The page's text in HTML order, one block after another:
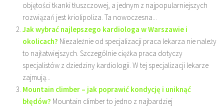
objętości tkanki tłuszczowej, a jednym z najpopularniejszych
rozwiązań jest kriolipoliza. Ta nowoczesna...
Jak wybrać najlepszego kardiologa w Warszawie i
okolicach? Niezależnie od specjalizacji praca lekarza nie należy
to najłatwiejszych. Szczególnie ciężka praca dotyczy
specjalistów z dziedziny kardiologii. W tej specjalizacji lekarze
zajmują...
Mountain climber – jak poprawić kondycję i uniknąć
błędów? Mountain climber to jedno z najbardziej